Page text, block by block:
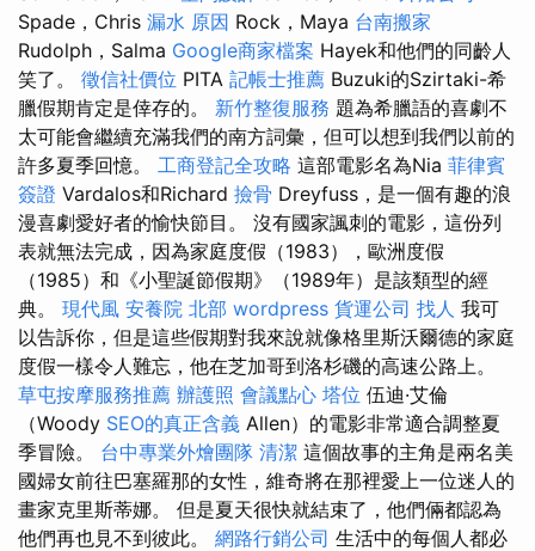
Spade，Chris 漏水 原因 Rock，Maya 台南搬家
Rudolph，Salma Google商家檔案 Hayek和他們的同齡人
笑了。 徵信社價位 PITA 記帳士推薦 Buzuki的Szirtaki-希
臘假期肯定是倖存的。 新竹整復服務 題為希臘語的喜劇不
太可能會繼續充滿我們的南方詞彙，但可以想到我們以前的
許多夏季回憶。 工商登記全攻略 這部電影名為Nia 菲律賓
簽證 Vardalos和Richard 撿骨 Dreyfuss，是一個有趣的浪
漫喜劇愛好者的愉快節目。 沒有國家諷刺的電影，這份列
表就無法完成，因為家庭度假（1983），歐洲度假
（1985）和《小聖誕節假期》（1989年）是該類型的經
典。 現代風 安養院 北部 wordpress 貨運公司 找人 我可
以告訴你，但是這些假期對我來說就像格里斯沃爾德的家庭
度假一樣令人難忘，他在芝加哥到洛杉磯的高速公路上。
草屯按摩服務推薦 辦護照 會議點心 塔位 伍迪·艾倫
（Woody SEO的真正含義 Allen）的電影非常適合調整夏
季冒險。 台中專業外燴團隊 清潔 這個故事的主角是兩名美
國婦女前往巴塞羅那的女性，維奇將在那裡愛上一位迷人的
畫家克里斯蒂娜。 但是夏天很快就結束了，他們倆都認為
他們再也見不到彼此。 網路行銷公司 生活中的每個人都必